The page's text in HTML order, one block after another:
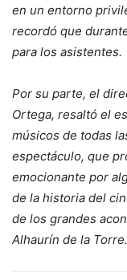
en un entorno
recordó que
para los asistentes.
Por su parte, el
Ortega, resaltó el
músicos de todas
espectáculo, que
emocionante por
de la historia del
de los grandes
Alhaurín de la Torre.